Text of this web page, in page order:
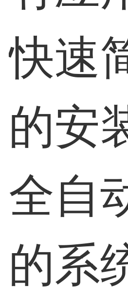
快速
的安
全自
的系